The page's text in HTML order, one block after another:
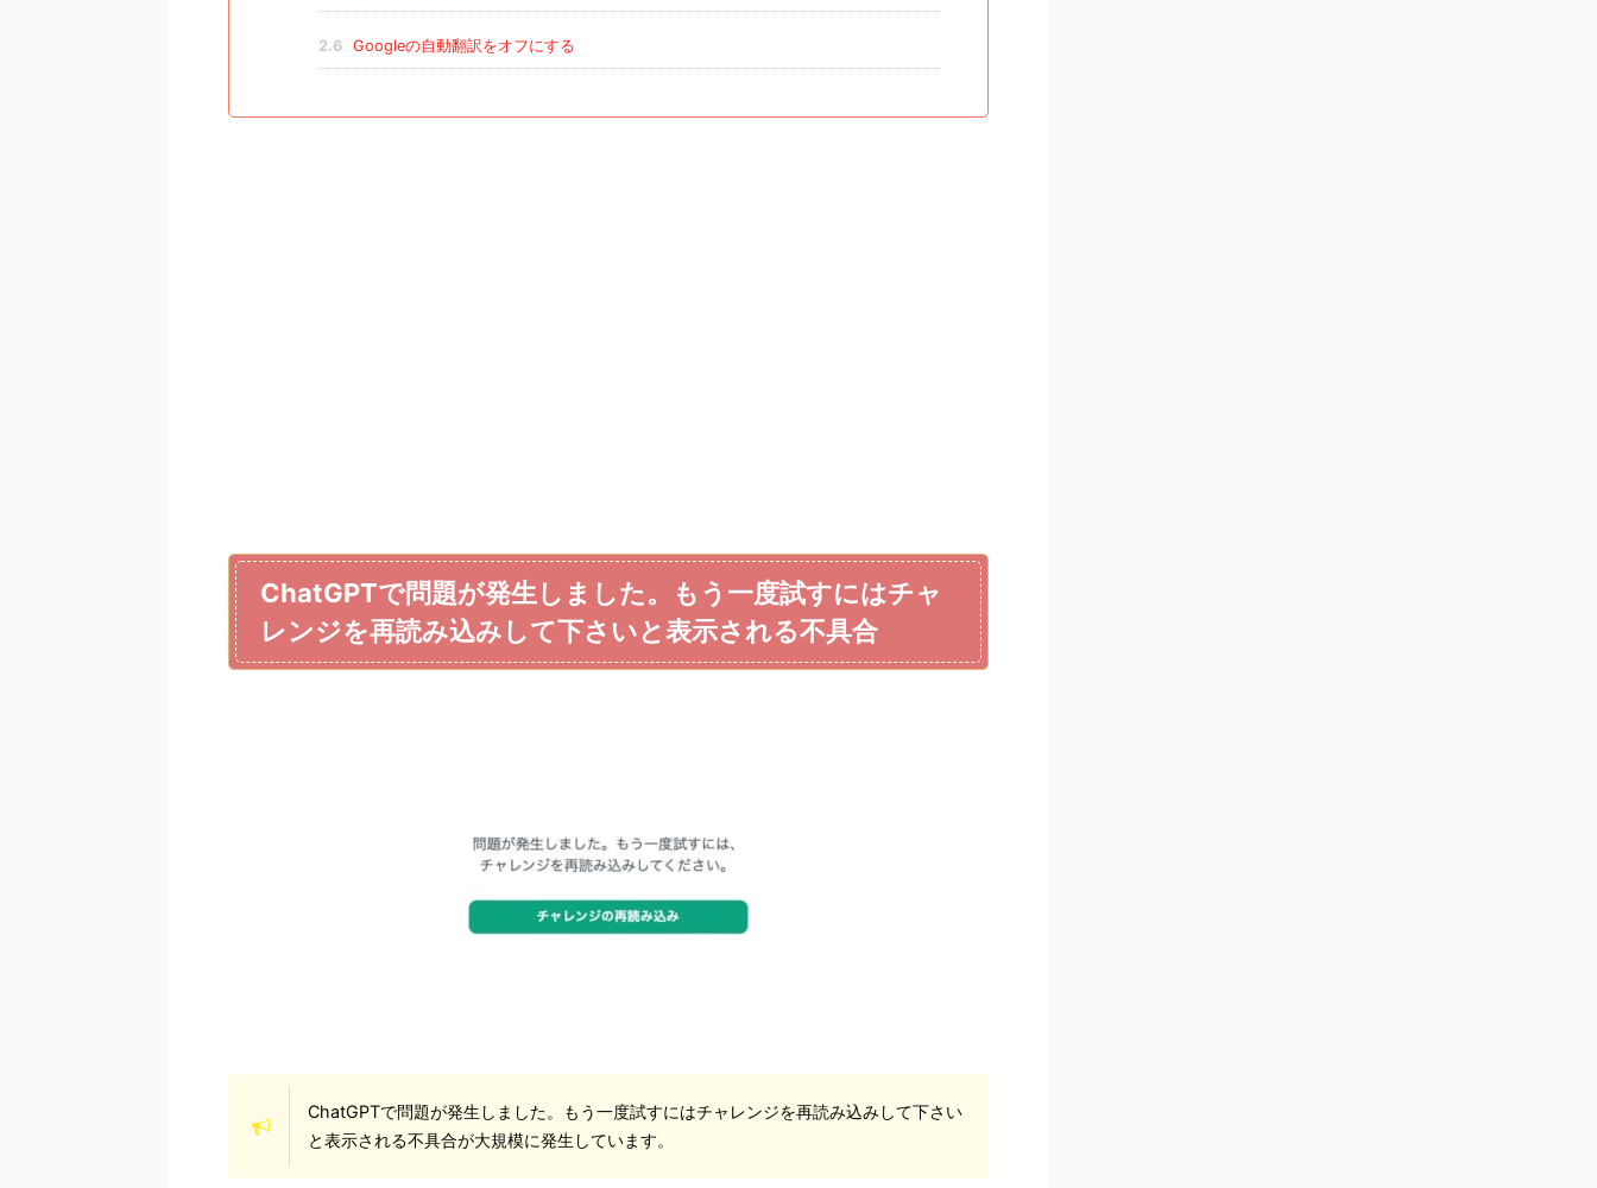
2.6 Googleの自動翻訳をオフにする
ChatGPTで問題が発生しました。もう一度試すにはチャ
レンジを再読み込みして下さいと表示される不具合
ChatGPTで問題が発生しました。もう一度試すにはチャレンジを再読み込みして下さい
と表示される不具合が大規模に発生しています。